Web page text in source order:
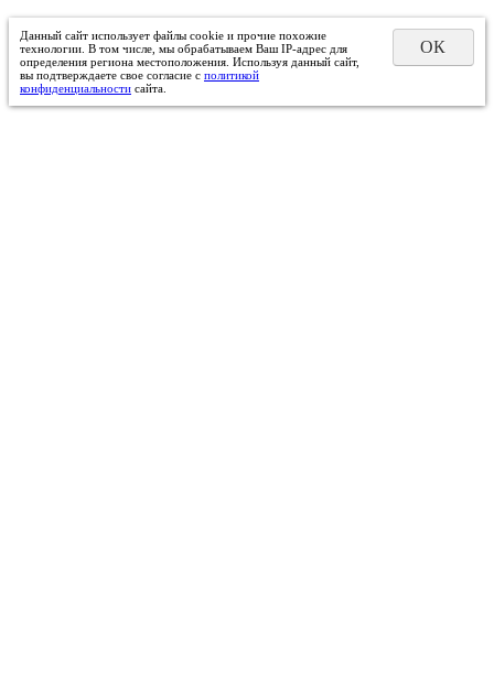
Данный сайт использует файлы cookie и прочие похожие
технологии. В том числе, мы обрабатываем Ваш IP-адрес для
определения региона местоположения. Используя данный сайт,
вы подтверждаете свое согласие с политикой
конфиденциальности сайта.
ОК